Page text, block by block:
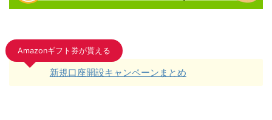
Amazonギフト券が貰える
新規口座開設キャンペーンまとめ